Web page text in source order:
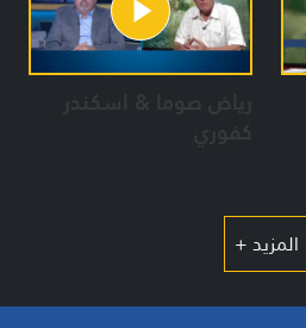
رياض صوما & اسكندر
كفوري
المزيد +